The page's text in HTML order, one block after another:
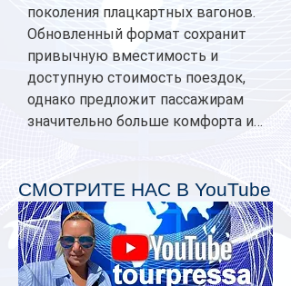
поколения плацкартных вагонов.
Обновленный формат сохранит
привычную вместимость и
доступную стоимость поездок,
однако предложит пассажирам
значительно больше комфорта и
планируется начать в 2027 году.
Одним из главных нововведений
станут индивидуальные шторки у
каждого спального места. Они
позволят пассажирам закрыть свою
СМОТРИТЕ НАС В YouTube